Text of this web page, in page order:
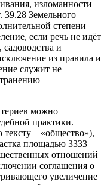
изломанности
39.28 Земельного
степени
если речь не идёт
и
из правила и
служит не
можно
практики.
– «общество»),
площадью 3333
отношений
соглашения о
увеличение